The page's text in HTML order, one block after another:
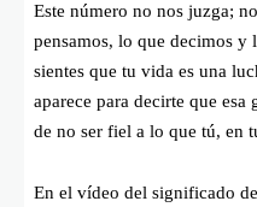
Este número no nos juzga;
pensamos, lo que decimos y
sientes que tu vida es una
aparece para decirte que esa
de no ser fiel a lo que tú, en
En el vídeo del significado